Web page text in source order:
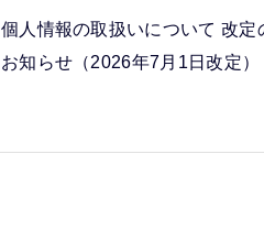
個人情報の取扱いについて 改定
お知らせ（2026年7月1日改定）